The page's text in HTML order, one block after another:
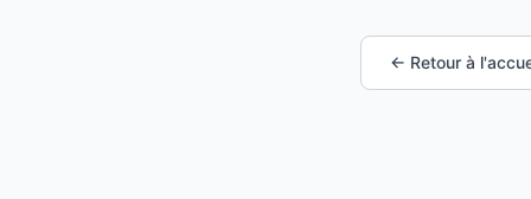
← Retour à